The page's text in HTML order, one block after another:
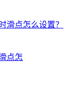
点怎